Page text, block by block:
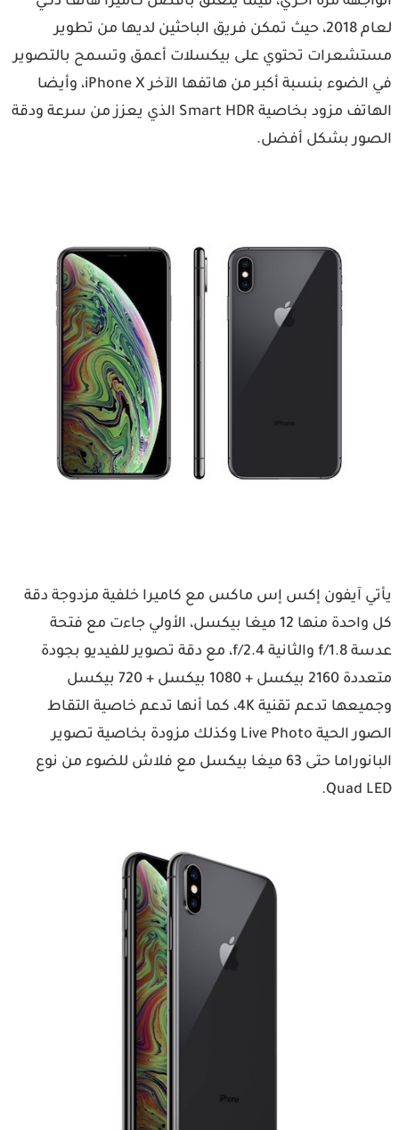
لعام 2018، حيث تمكن فريق الباحثين لديها من تطوير
مستشعرات تحتوي على بيكسلات أعمق وتسمح بالتصوير
في الضوء بنسبة أكبر من هاتفها الآخر iPhone X، وأيضا
الهاتف مزود بخاصية Smart HDR الذي يعزز من سرعة ودقة
الصور بشكل أفضل.
يأتي آيفون إكس إس ماكس مع كاميرا خلفية مزدوجة دقة
كل واحدة منها 12 ميغا بيكسل، الأولي جاءت مع فتحة
عدسة f/1.8 والثانية f/2.4، مع دقة تصوير للفيديو بجودة
متعددة 2160 بيكسل + 1080 بيكسل + 720 بيكسل
وجميعها تدعم تقنية 4K، كما أنها تدعم خاصية التقاط
الصور الحية Live Photo وكذلك مزودة بخاصية تصوير
البانوراما حتى 63 ميغا بيكسل مع فلاش للضوء من نوع
Quad LED.